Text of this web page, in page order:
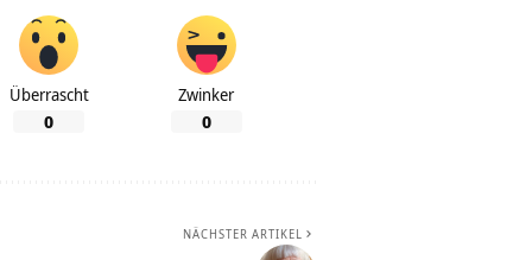
Überrascht
0
Zwinker
0
NÄCHSTER ARTIKEL